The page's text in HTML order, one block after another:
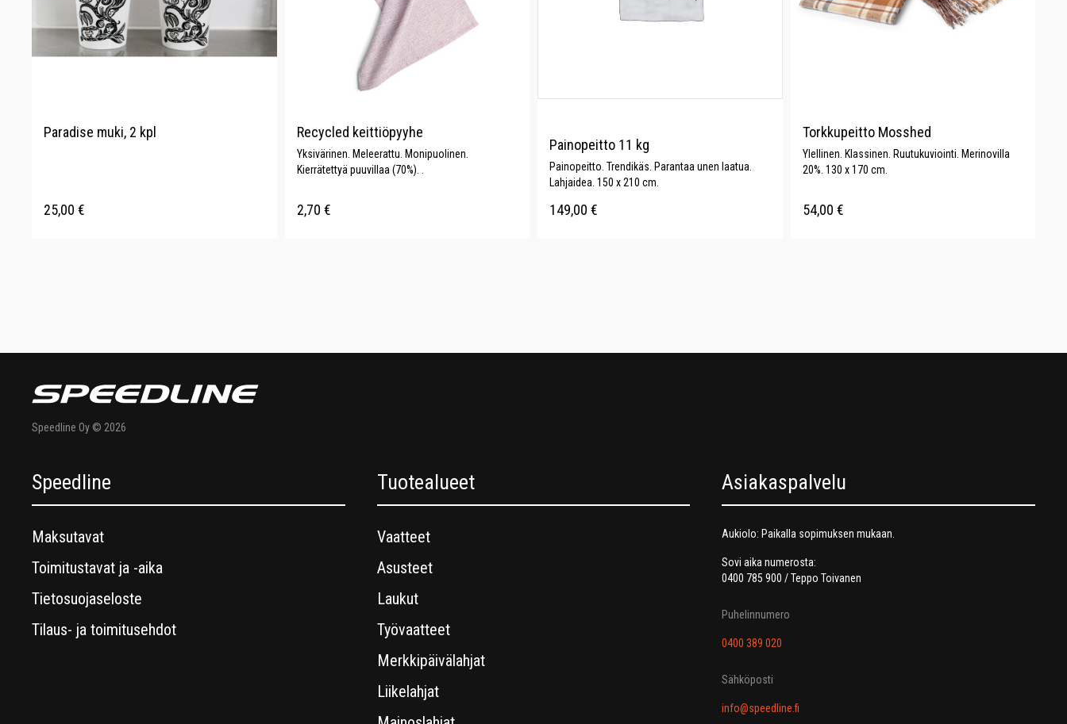
Paradise muki, 2 kpl
25,00 €
Recycled keittiöpyyhe
Yksivärinen. Meleerattu. Monipuolinen.
Kierrätettyä puuvillaa (70%). .
2,70 €
Painopeitto 11 kg
Painopeitto. Trendikäs. Parantaa unen laatua.
Lahjaidea. 150 x 210 cm.
149,00 €
Torkkupeitto Mosshed
Ylellinen. Klassinen. Ruutukuviointi. Merinovilla
20%. 130 x 170 cm.
54,00 €
Speedline Oy © 2026
Speedline
Maksutavat
Toimitustavat ja -aika
Tietosuojaseloste
Tilaus- ja toimitusehdot
Tuotealueet
Vaatteet
Asusteet
Laukut
Työvaatteet
Merkkipäivälahjat
Liikelahjat
Asiakaspalvelu
Aukiolo: Paikalla sopimuksen mukaan.
Sovi aika numerosta:
0400 785 900 / Teppo Toivanen
Puhelinnumero
0400 389 020
Sähköposti
info@speedline.fi